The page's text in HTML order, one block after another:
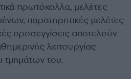
πρωτόκολλα, μελέτες
παρατηρητικές μελέτες
προσεγγίσεις αποτελούν
λειτουργίας
τμημάτων του.